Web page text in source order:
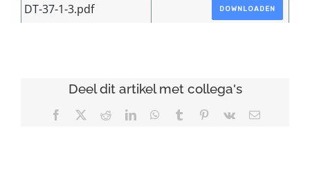
DT-37-1-3.pdf DOWNLOADEN
Deel dit artikel met collega's
Facebook RedditLinkedInWhatsApp
Tumblr Pinterest
Vk
E-